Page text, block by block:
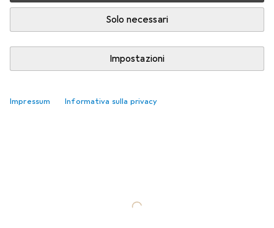
Solo necessari
Impostazioni
Impressum Informativa sulla privacy